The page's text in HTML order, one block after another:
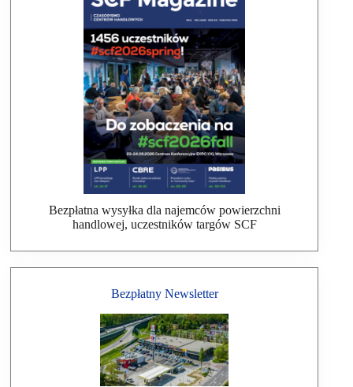
Bezpłatna wysyłka dla najemców powierzchni
handlowej, uczestników targów SCF
Bezpłatny Newsletter